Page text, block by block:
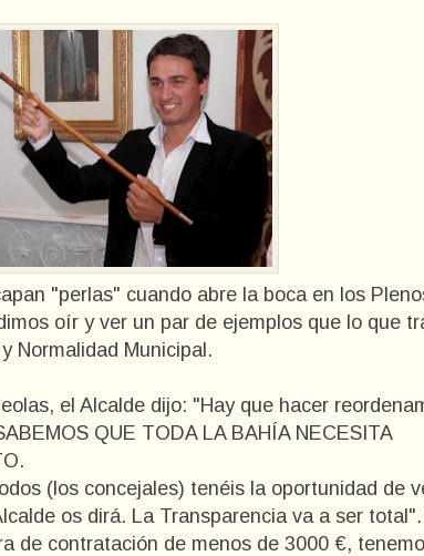
"perlas" cuando abre la boca en los
oír y ver un par de ejemplos que lo que
Normalidad Municipal.
el Alcalde dijo: "Hay que hacer
QUE TODA LA BAHÍA NECESITA
(los concejales) tenéis la oportunidad de
os dirá. La Transparencia va a ser total".
de contratación de menos de 3000 €,